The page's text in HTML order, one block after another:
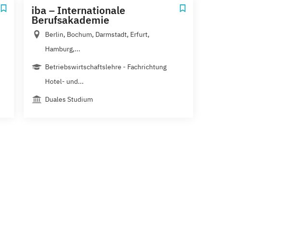
iba – Internationale
Berufsakademie
Berlin, Bochum, Darmstadt, Erfurt,
Hamburg,...
Betriebswirtschaftslehre - Fachrichtung
Hotel- und...
Duales Studium